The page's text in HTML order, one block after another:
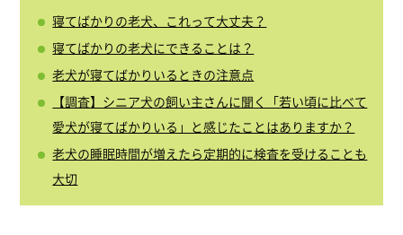
寝てばかりの老犬、これって大丈夫？
寝てばかりの老犬にできることは？
老犬が寝てばかりいるときの注意点
【調査】シニア犬の飼い主さんに聞く「若い頃に比べて
愛犬が寝てばかりいる」と感じたことはありますか？
老犬の睡眠時間が増えたら定期的に検査を受けることも
大切